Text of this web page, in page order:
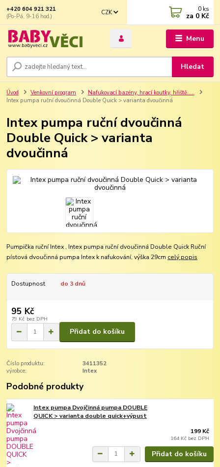
Menu
CZK
Hledat
+420 604 921 321
(Po-Pá, 9-16 hod.)
0 ks
za 0 Kč
Úvod Venkovní program
Nafukovací bazény, hrací koutky, hřiště.....
Intex pumpa ruční dvoučinná Double Quick > varianta dvoučinná
Intex pumpa ruční dvoučinná
Double Quick > varianta
dvoučinná
Pumpička ruční Intex , Intex pumpa ruční dvoučinná Double Quick Ruční
pístová dvoučinná pumpa Intex k nafukování, výška 29cm celý popis
Dostupnost do 3 dnů
95 Kč
79 Kč bez DPH
Přidat do košíku
Číslo produktu:
3411352
výrobce:
Intex
Podobné produkty
Intex pumpa Dvojčinná pumpa DOUBLE
QUICK > varianta double quick+výpust
199 Kč
164 Kč bez DPH
Přidat do košíku